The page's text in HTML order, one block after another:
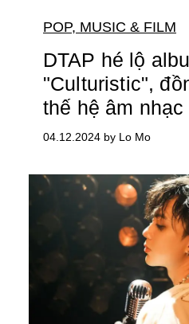
POP, MUSIC & FILM
DTAP hé lộ
"Culturistic",
thế hệ âm nhạc
04.12.2024 by Lo Mo